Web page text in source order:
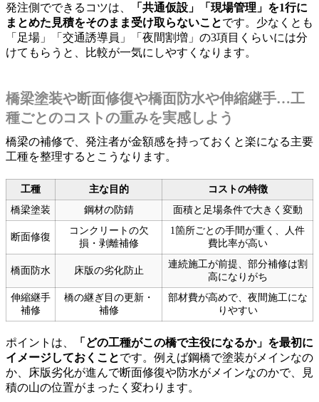
発注側でできるコツは、
「共通仮設」「現場管理」を1行に
まとめた見積をそのまま受け取らないことです。少なくとも
「足場」「交通誘導員」「夜間割増」の3項目くらいには分
けてもらうと、比較が一気にしやすくなります。
橋梁塗装や断面修復や橋面防水や伸縮継手…工
種ごとのコストの重みを実感しよう
橋梁の補修で、発注者が金額感を持っておくと楽になる主要
工種を整理するとこうなります。
工種 主な目的
コストの特徴
橋梁塗装
鋼材の防錆 面積と足場条件で大きく変動
断面修復
コンクリートの欠
損・剥離補修
1箇所ごとの手間が重く、人件
費比率が高い
橋面防水 床版の劣化防止
連続施工が前提、部分補修は割
高になりがち
伸縮継手
補修
橋の継ぎ目の更新・
補修
部材費が高めで、夜間施工にな
りやすい
ポイントは、
「どの工種がこの橋で主役になるか」を最初に
イメージしておくことです。例えば鋼橋で塗装がメインなの
か、床版劣化が進んで断面修復や防水がメインなのかで、見
積の山の位置がまったく変わります。